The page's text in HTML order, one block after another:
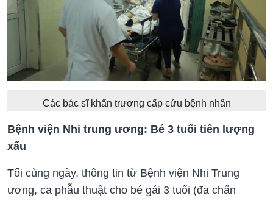
Các bác sĩ khẩn trương cấp cứu bệnh nhân
Bệnh viện Nhi trung ương: Bé 3 tuổi tiên lượng
xấu
Tối cùng ngày, thông tin từ Bệnh viện Nhi Trung
ương, ca phẫu thuật cho bé gái 3 tuổi (đa chấn